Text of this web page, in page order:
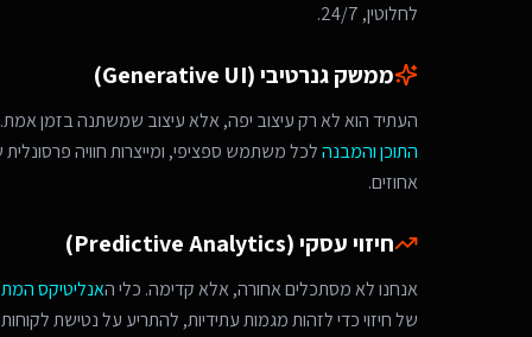
לחלוטין, 24/7.
ממשק גנרטיבי (Generative UI)
העתיד הוא לא רק עיצוב יפה, אלא עיצוב שמשתנה בזמן אמת.
התוכן והמבנהלכל משתמש ספציפי, ומייצרות חוויה
אחוזים.
חיזוי עסקי (Predictive Analytics)
אנחנו לא מסתכלים אחורה, אלא קדימה. כלי האנליטיקס
של חיזוי כדי לזהות מגמות עתידיות, להתריע על נטישת